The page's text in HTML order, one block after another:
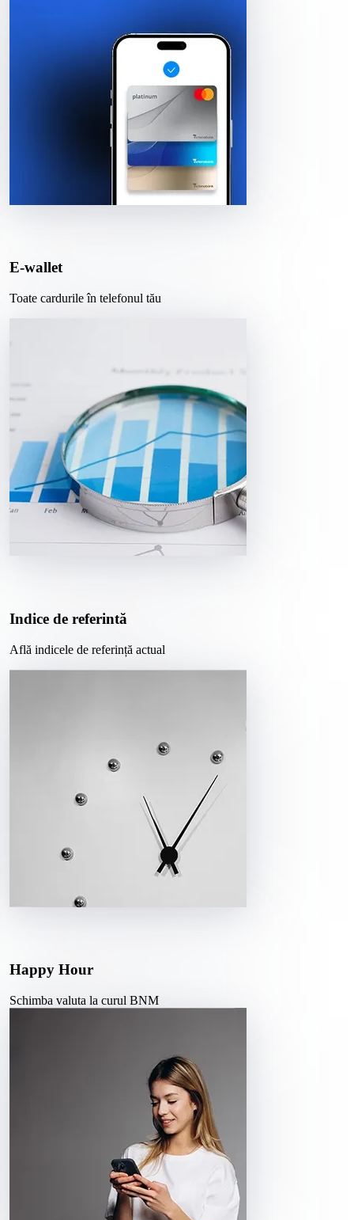
E-wallet
Toate cardurile în telefonul tău
Indice de referintă
Află indicele de referință actual
Happy Hour
Schimba valuta la curul BNM